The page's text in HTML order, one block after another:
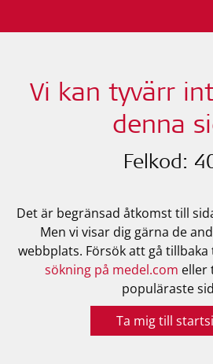
Vi kan tyvärr
denna
Felkod:
Det är begränsad åtkomst till
Men vi visar dig gärna de
webbplats. Försök att gå tillbaka
sökning på medel.com eller
populäraste
Ta mig till